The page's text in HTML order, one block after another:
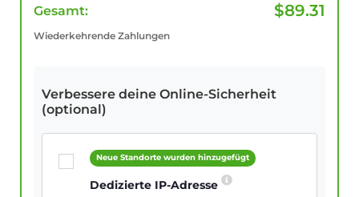
Gesamt: $89.31
Wiederkehrende Zahlungen
Verbessere deine Online-Sicherheit
(optional)
Neue Standorte wurden hinzugefügt
Dedizierte IP-Adresse